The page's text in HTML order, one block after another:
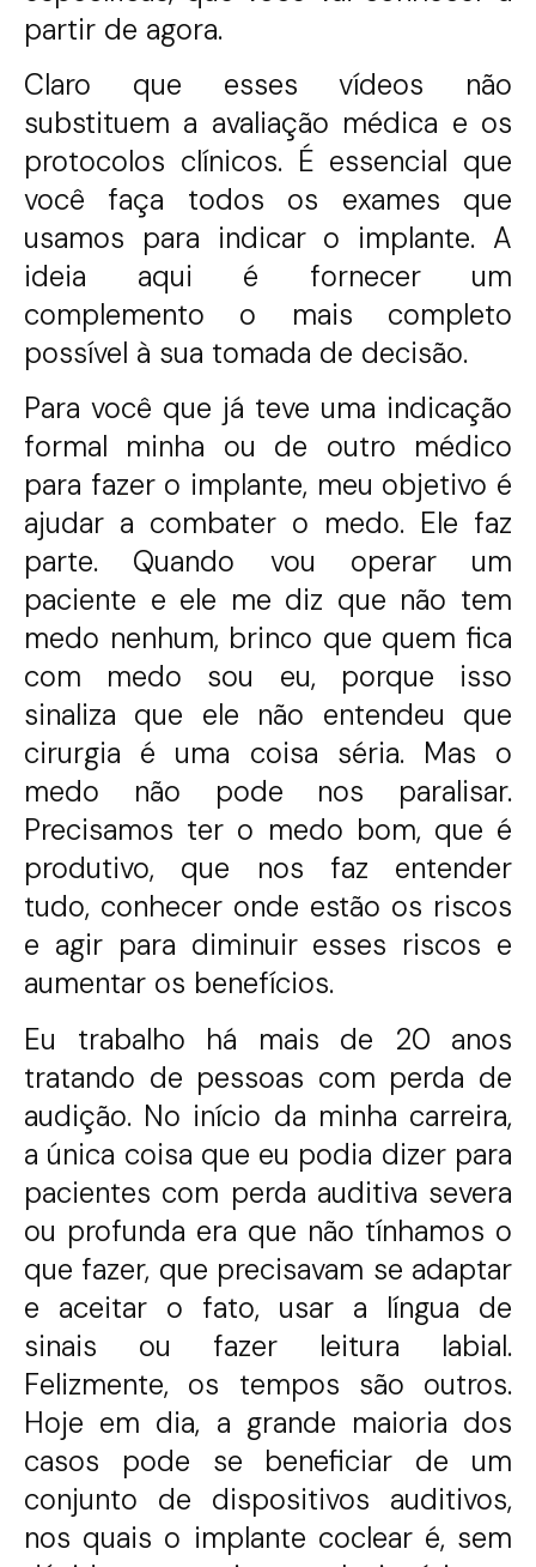
partir de agora.
Claro que esses vídeos não
substituem a avaliação médica e os
protocolos clínicos. É essencial que
você faça todos os exames que
usamos para indicar o implante. A
ideia aqui é fornecer um
complemento o mais completo
possível à sua tomada de decisão.
Para você que já teve uma indicação
formal minha ou de outro médico
para fazer o implante, meu objetivo é
ajudar a combater o medo. Ele faz
parte. Quando vou operar um
paciente e ele me diz que não tem
medo nenhum, brinco que quem fica
com medo sou eu, porque isso
sinaliza que ele não entendeu que
cirurgia é uma coisa séria. Mas o
medo não pode nos paralisar.
Precisamos ter o medo bom, que é
produtivo, que nos faz entender
tudo, conhecer onde estão os riscos
e agir para diminuir esses riscos e
aumentar os benefícios.
Eu trabalho há mais de 20 anos
tratando de pessoas com perda de
audição. No início da minha carreira,
a única coisa que eu podia dizer para
pacientes com perda auditiva severa
ou profunda era que não tínhamos o
que fazer, que precisavam se adaptar
e aceitar o fato, usar a língua de
sinais ou fazer leitura labial.
Felizmente, os tempos são outros.
Hoje em dia, a grande maioria dos
casos pode se beneficiar de um
conjunto de dispositivos auditivos,
nos quais o implante coclear é, sem